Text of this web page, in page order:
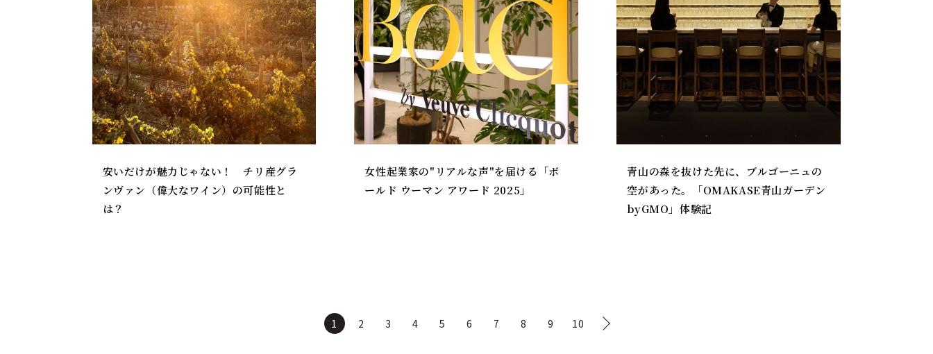
安いだけが魅力じゃない！ チリ産グラ
ンヴァン（偉大なワイン）の可能性と
は？
女性起業家の"リアルな声"を届ける「ボ
ールド ウーマン アワード 2025」
青山の森を抜けた先に、ブルゴーニュの
空があった。「OMAKASE青山ガーデン
byGMO」体験記
1 2 3 4 5 6 7 8 9 10